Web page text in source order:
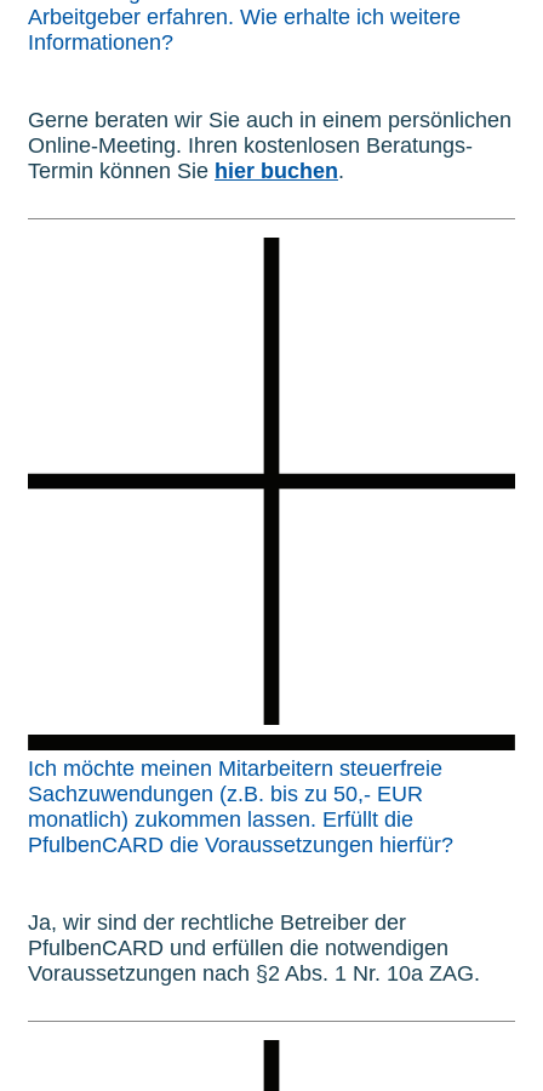
Arbeitgeber erfahren. Wie erhalte ich weitere
Informationen?
Gerne beraten wir Sie auch in einem persönlichen
Online-Meeting. Ihren kostenlosen Beratungs-
Termin können Sie hier buchen.
Ich möchte meinen Mitarbeitern steuerfreie
Sachzuwendungen (z.B. bis zu 50,- EUR
monatlich) zukommen lassen. Erfüllt die
PfulbenCARD die Voraussetzungen hierfür?
Ja, wir sind der rechtliche Betreiber der
PfulbenCARD und erfüllen die notwendigen
Voraussetzungen nach §2 Abs. 1 Nr. 10a ZAG.